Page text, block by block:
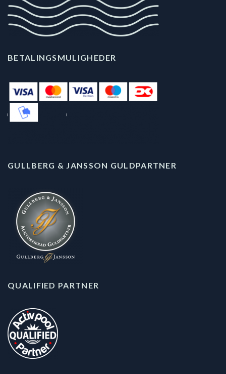
BETALINGSMULIGHEDER
GULLBERG & JANSSON GULDPARTNER
QUALIFIED PARTNER